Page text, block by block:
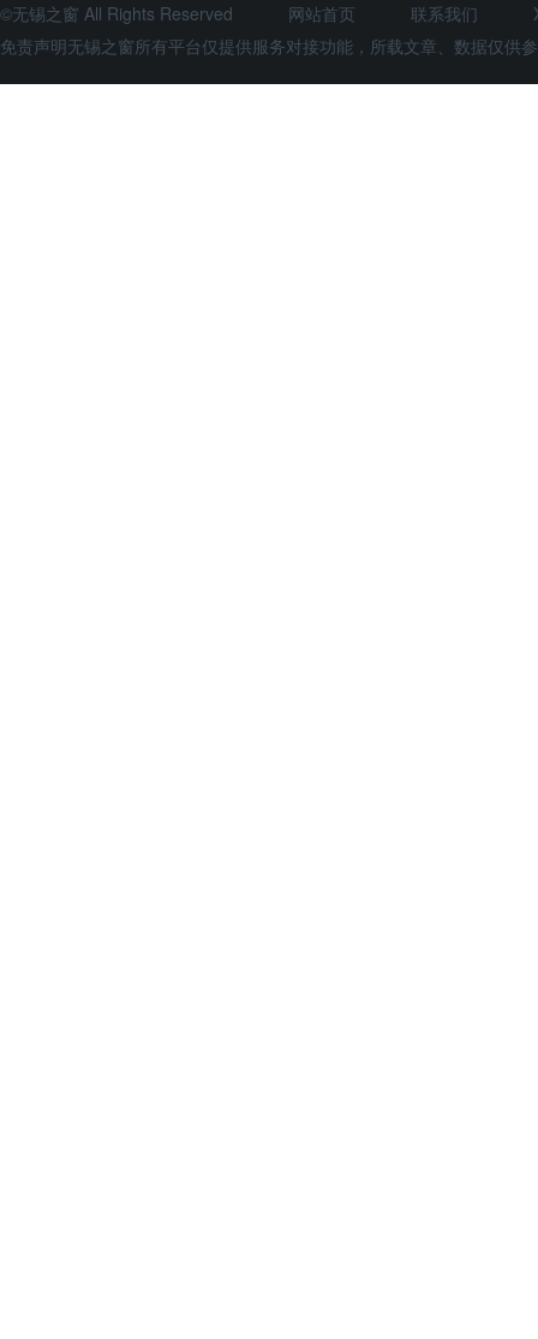
©无锡之窗 All Rights Reserved 网站首页 联系我们
免责声明无锡之窗所有平台仅提供服务对接功能，所载文章、数据仅